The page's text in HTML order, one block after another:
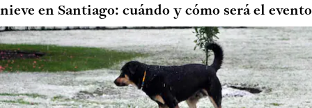
nieve en Santiago: cuándo y cómo será el evento